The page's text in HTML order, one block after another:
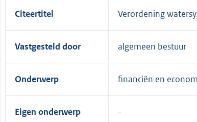
Citeertitel Verordening
Vastgesteld door algemeen bestuur
Onderwerp financiën en
Eigen onderwerp